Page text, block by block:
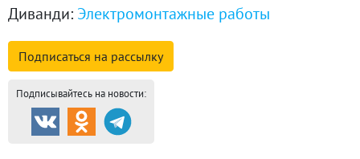
Диванди: Электромонтажные работы
Подписаться на рассылку
Подписывайтесь на новости: